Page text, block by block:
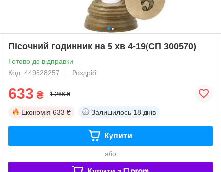
Пісочний годинник на 5 хв 4-19(СП 300570)
Готово до відправки
Код: 449628257
Роздріб
633 ₴ 1 266 ₴
Економія 633 ₴ Залишилось 18 днів
Купити
або